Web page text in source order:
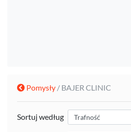
Pomysły / BAJER CLINIC
Sortuj według